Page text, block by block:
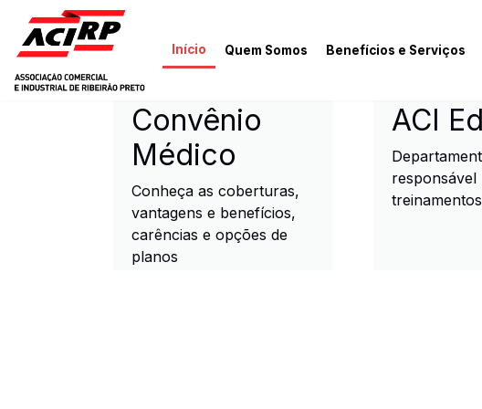
Pular para o conteúdo principal
Início Quem Somos Benefícios e Serviços
ACIRP - Associação
Convênio
Médico
Conheça as coberturas,
vantagens e benefícios,
carências e opções de
planos
ACI
treinamentos